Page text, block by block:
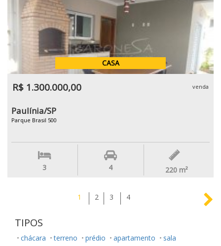
CASA
R$ 1.300.000,00 venda
Paulínia/SP
Parque Brasil 500
3 4 220 m²
1 2 3 4
TIPOS
chácara terreno prédio apartamento sala